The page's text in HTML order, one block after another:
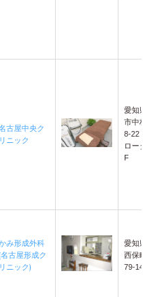
古屋中央ク
リニック
愛知県
市中村
8-22
ロータ
F
み形成外科
(名古屋形成ク
リニック)
愛知県
西保町
79-145